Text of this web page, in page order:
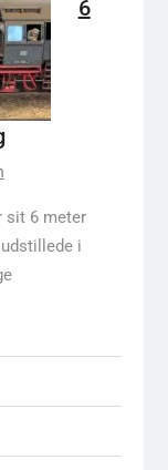
6
sit 6 meter
i